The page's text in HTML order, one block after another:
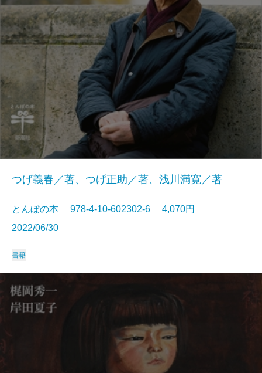
つげ義春／著、つげ正助／著、浅川満寛／著
とんぼの本 978-4-10-602302-6 4,070円
2022/06/30
書籍